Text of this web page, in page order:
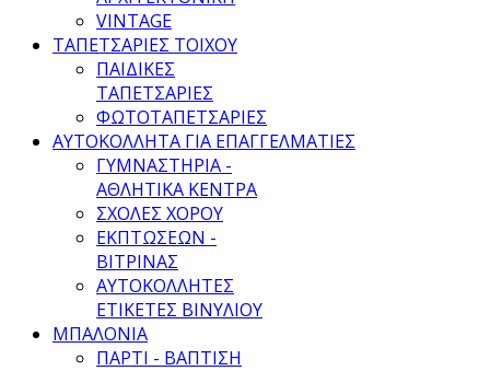
VINTAGE
ΤΑΠΕΤΣΑΡΙΕΣ ΤΟΙΧΟΥ
ΠΑΙΔΙΚΕΣ
ΤΑΠΕΤΣΑΡΙΕΣ
ΦΩΤΟΤΑΠΕΤΣΑΡΙΕΣ
ΑΥΤΟΚΟΛΛΗΤΑ ΓΙΑ ΕΠΑΓΓΕΛΜΑΤΙΕΣ
ΓΥΜΝΑΣΤΗΡΙΑ -
ΑΘΛΗΤΙΚΑ ΚΕΝΤΡΑ
ΣΧΟΛΕΣ ΧΟΡΟΥ
ΕΚΠΤΩΣΕΩΝ -
ΒΙΤΡΙΝΑΣ
ΑΥΤΟΚΟΛΛΗΤΕΣ
ΕΤΙΚΕΤΕΣ ΒΙΝΥΛΙΟΥ
ΜΠΑΛΟΝΙΑ
ΠΑΡΤΙ - ΒΑΠΤΙΣΗ